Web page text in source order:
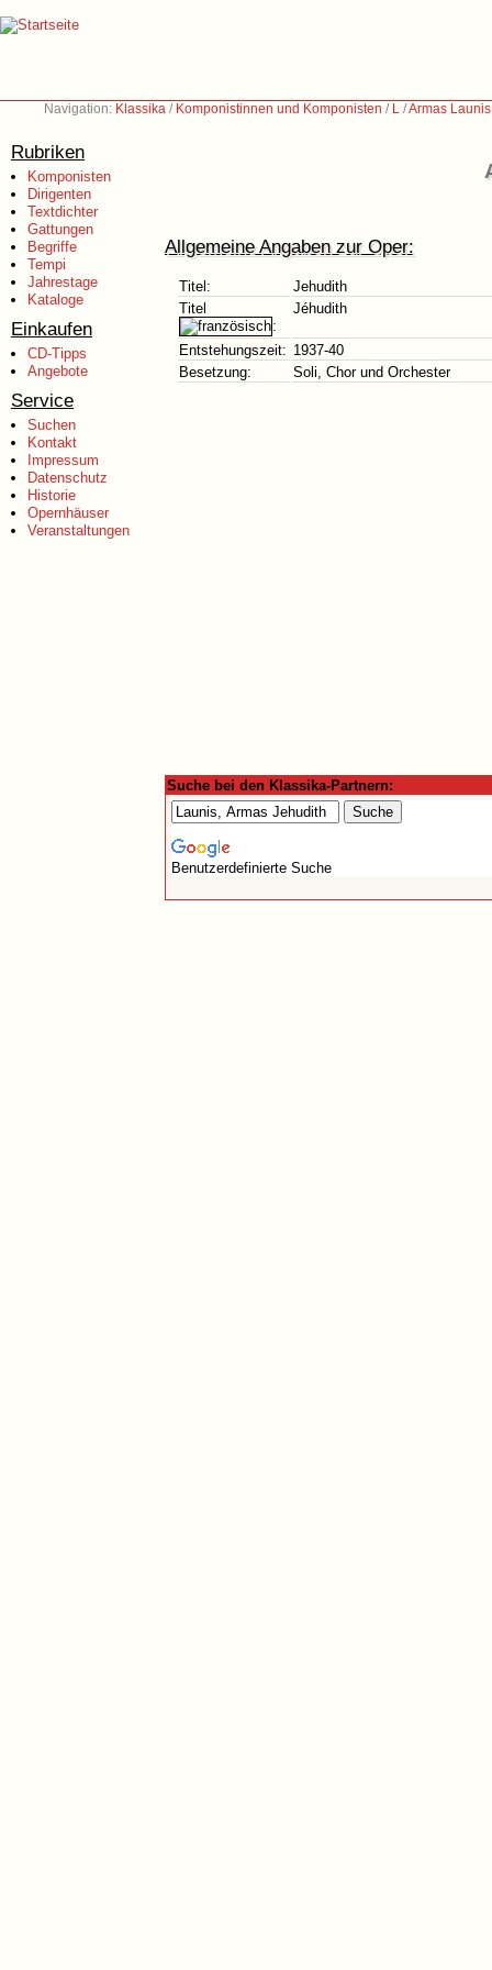
Navigation: Klassika / Komponistinnen und Komponisten / L /Armas
Rubriken
Komponisten
Dirigenten
Textdichter
Gattungen
Begriffe
Tempi
Jahrestage
Kataloge
Einkaufen
CD-Tipps
Angebote
Service
Suchen
Kontakt
Impressum
Datenschutz
Historie
Opernhäuser
Veranstaltungen
Allgemeine Angaben zur Oper:
Titel:
Jehudith
Titel
:
Jéhudith
Entstehungszeit: 1937-40
Besetzung:
Soli, Chor und Orchester
Suche bei den Klassika-Partnern:
Benutzerdefinierte Suche